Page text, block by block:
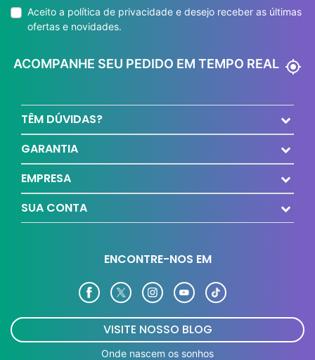
Aceito a política de privacidade e desejo receber as últimas
ofertas e novidades.
ACOMPANHE SEU PEDIDO EM TEMPO REAL my_location
TÊM DÚVIDAS?
GARANTIA
EMPRESA
SUA CONTA
ENCONTRE-NOS EM
VISITE NOSSO BLOG
Onde nascem os sonhos